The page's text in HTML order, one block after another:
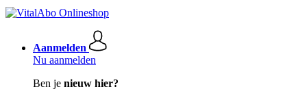
Aanmelden
Nu aanmelden
Ben je nieuw hier?